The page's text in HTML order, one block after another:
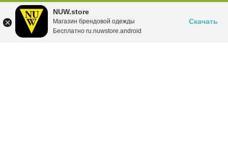
NUW.store
Магазин брендовой одежды
Бесплатно ru.nuwstore.android
Скачать